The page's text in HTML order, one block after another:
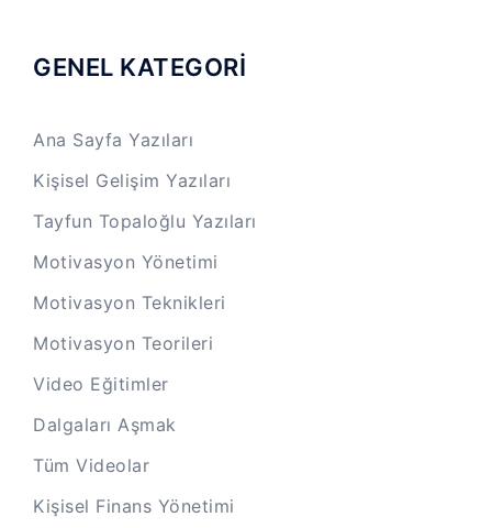
GENEL KATEGORİ
Ana Sayfa Yazıları
Kişisel Gelişim Yazıları
Tayfun Topaloğlu Yazıları
Motivasyon Yönetimi
Motivasyon Teknikleri
Motivasyon Teorileri
Video Eğitimler
Dalgaları Aşmak
Tüm Videolar
Kişisel Finans Yönetimi